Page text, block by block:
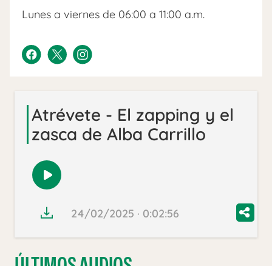
Lunes a viernes de 06:00 a 11:00 a.m.
Atrévete - El zapping y el
zasca de Alba Carrillo
Reproducir
audio
24/02/2025 · 0:02:56